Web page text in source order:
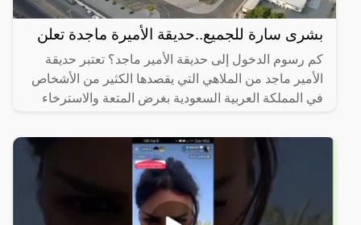
بشرى سارة للجميع..حديقة الأميرة ماجدة تعلن
كم رسوم الدخول إلى حديقة الأمير ماجد؟ تعتبر حديقة
الأمير ماجد من الملاهي التي يقصدها الكثير من الأشخاص
في المملكة العربية السعودية بغرض المتعة والاسترخاء